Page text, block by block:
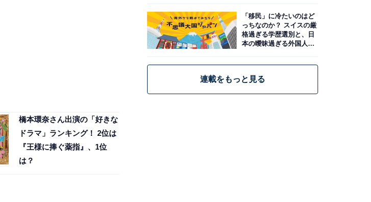
橋本環奈さん出演の「好きな
ドラマ」ランキング！ 2位は
『王様に捧ぐ薬指』、1位
は？
「移民」に冷たいのはど
っちなのか？ スイスの厳
格過ぎる学歴選別と、日
本の曖昧過ぎる外国人政
連載をもっと見る